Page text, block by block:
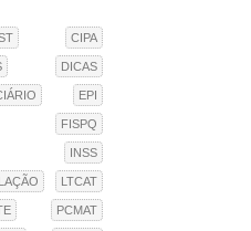
CIPA
DICAS
EPI
FISPQ
INSS
LTCAT
PCMAT